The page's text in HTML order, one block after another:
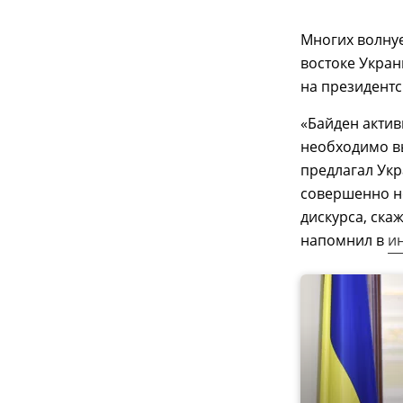
Многих
востоке
на
«Байден
необходимо
предлагал
совершенно
дискурса,
напомнил в